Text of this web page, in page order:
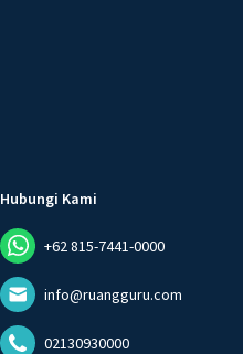
Hubungi Kami
+62 815-7441-0000
info@ruangguru.com
02130930000